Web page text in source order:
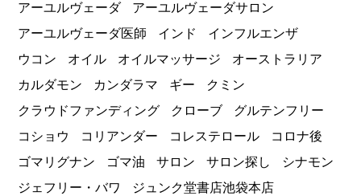
アーユルヴェーダ
アーユルヴェーダサロン
アーユルヴェーダ医師
インド
インフルエンザ
ウコン
オイル オイルマッサージ
オーストラリア
カルダモン
カンダラマ ギー
クミン
クラウドファンディング
クローブ
グルテンフリー
コショウ
コリアンダー コレステロール
コロナ後
ゴマリグナン
ゴマ油 サロン サロン探し
シナモン
ジェフリー・バワ
ジュンク堂書店池袋本店